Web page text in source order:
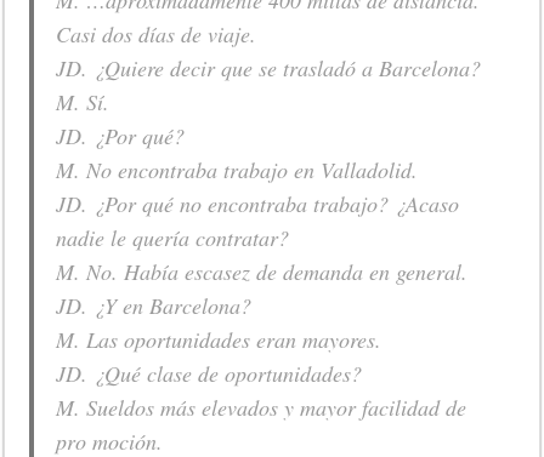
Casi dos días de viaje.
JD. ¿Quiere decir que se trasladó a Barcelona?
M. Sí.
JD. ¿Por qué?
M. No encontraba trabajo en Valladolid.
JD. ¿Por qué no encontraba trabajo? ¿Acaso
nadie le quería contratar?
M. No. Había escasez de demanda en general.
JD. ¿Y en Barcelona?
M. Las oportunidades eran mayores.
JD. ¿Qué clase de oportunidades?
M. Sueldos más elevados y mayor facilidad de
pro moción.